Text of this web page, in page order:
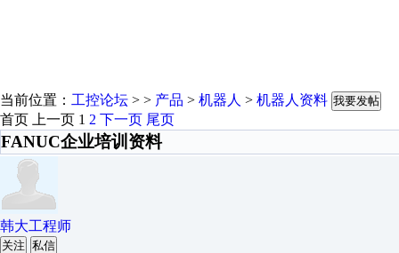
当前位置： 工控论坛 > > 产品 > 机器人 > 机器人资料 我要发帖
首页 上一页 1 2 下一页 尾页
FANUC企业培训资料
韩大工程师
关注 私信